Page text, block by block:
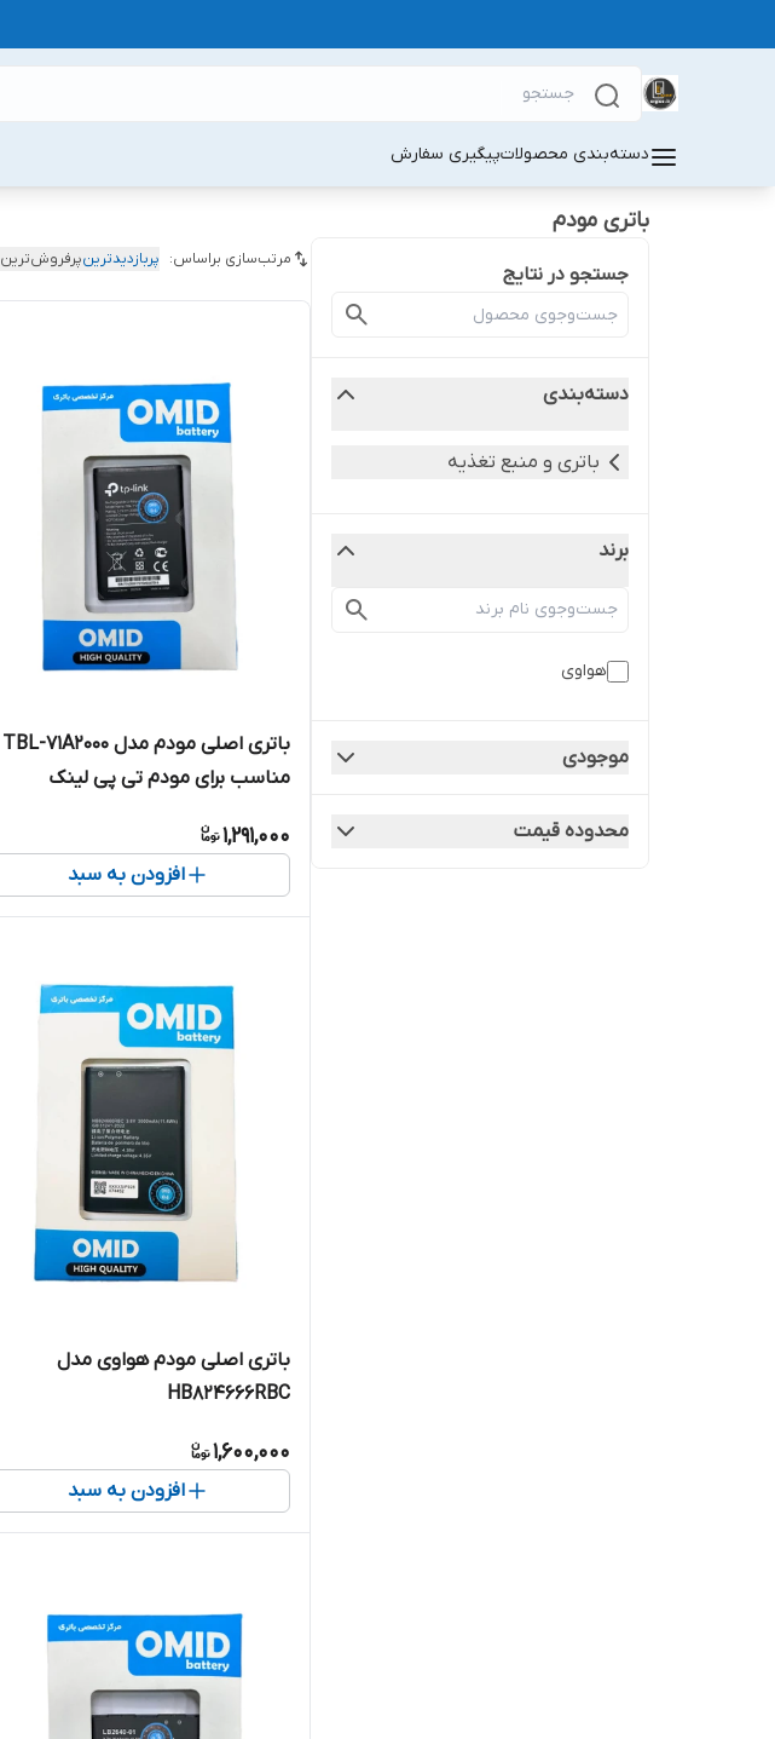
دسته‌بندی محصولاتپیگیری سفارش
باتری مودم
جستجو در نتایج
دسته‌بندی
باتری و منبع تغذیه
برند
هواوی
موجودی
محدوده قیمت
مرتب‌سازی براساس: پربازدیدترینپرفروش‌ترین
باتری اصلی مودم مدل TBL-71A2000
مناسب برای مودم تی پی لینک
1,291,000
افزودن به سبد
باتری اصلی مودم هواوی مدل
HB824666RBC
1,600,000
افزودن به سبد